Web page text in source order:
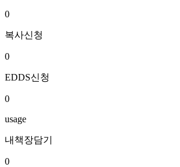
0
복사신청
0
EDDS신청
0
usage
내책장담기
0